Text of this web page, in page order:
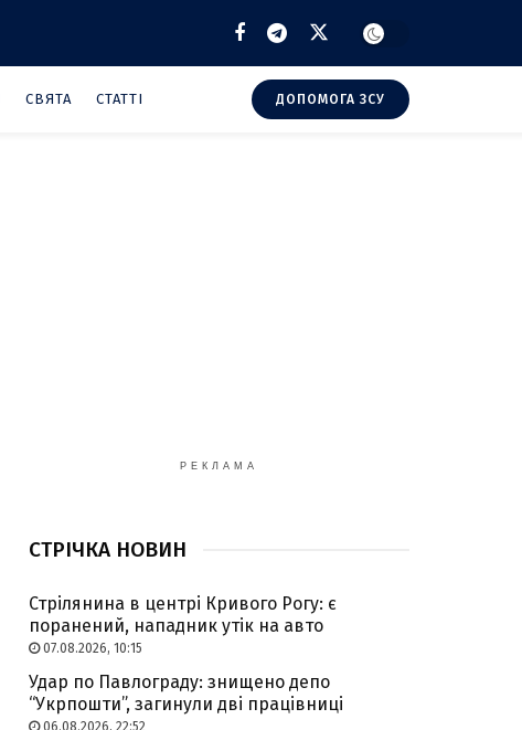
СВЯТА СТАТТІ ДОПОМОГА ЗСУ
РЕКЛАМА
СТРІЧКА НОВИН
Стрілянина в центрі Кривого Рогу: є
поранений, нападник утік на авто
07.08.2026, 10:15
Удар по Павлограду: знищено депо
“Укрпошти”, загинули дві працівниці
06.08.2026, 22:52